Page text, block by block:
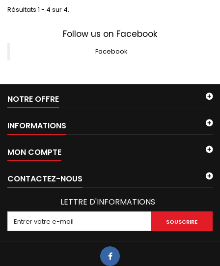
Résultats 1 - 4 sur 4.
Follow us on Facebook
Facebook
NOTRE OFFRE
INFORMATIONS
MON COMPTE
CONTACTEZ-NOUS
LETTRE D'INFORMATIONS
SOUSCRIRE